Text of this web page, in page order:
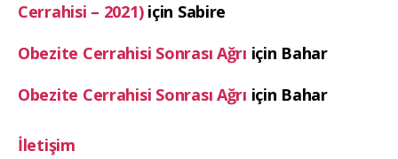
Cerrahisi – 2021)için Sabire
Obezite Cerrahisi Sonrası Ağrı için Bahar
Obezite Cerrahisi Sonrası Ağrı için Bahar
İletişim